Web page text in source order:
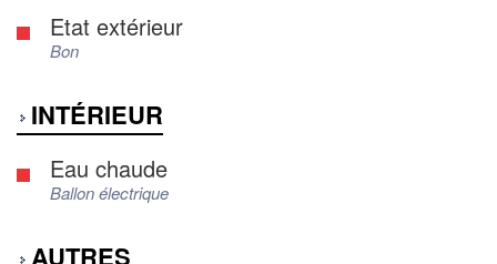
Etat extérieur
Bon
INTÉRIEUR
Eau chaude
Ballon électrique
AUTRES